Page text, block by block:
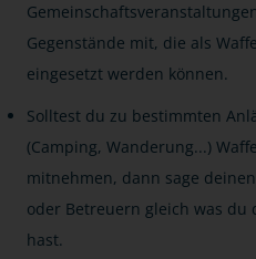
Gegenstände mit, die als
eingesetzt werden können.
Solltest du zu bestimmten
(Camping, Wanderung...)
mitnehmen, dann sage
oder Betreuern gleich was du
hast.